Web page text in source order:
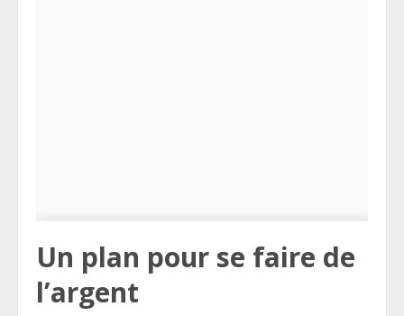
Un plan pour se faire de
l’argent